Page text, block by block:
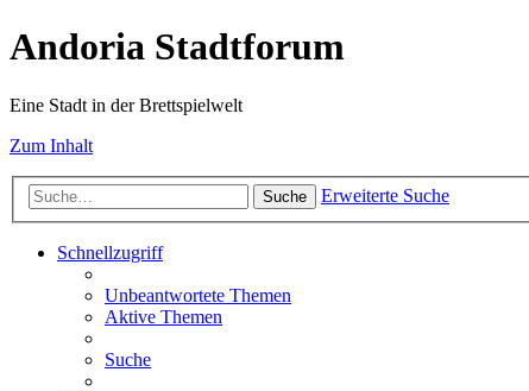
Andoria Stadtforum
Eine Stadt in der Brettspielwelt
Zum Inhalt
Suche Erweiterte Suche
Schnellzugriff
Unbeantwortete Themen
Aktive Themen
Suche